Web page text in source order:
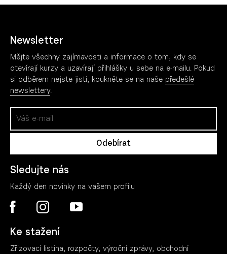
Newsletter
Mějte všechny zajímavosti a informace o tom, kdy se
otevírají kurzy a uzavírají přihlášky u sebe na e-mailu. Pokud
si odběrem nejste jisti, koukněte se na naše předešlé
newslettery.
Sledujte nás
Každý den novinky na vašem profilu
Ke stažení
Zřizovací listina, rozpočty, výroční zprávy, obchodní